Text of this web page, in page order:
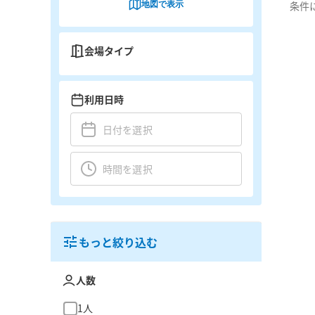
条件
地図で表示
会場タイプ
利用日時
もっと絞り込む
人数
1人